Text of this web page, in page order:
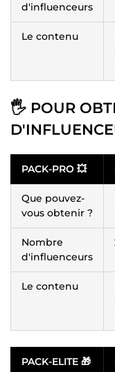
d'influenceurs
Le contenu
🖐 POUR
PACK-PRO 💥
Que pouvez-
vous obtenir ?
Nombre
d'influenceurs
Le contenu
PACK-ELITE 🎁